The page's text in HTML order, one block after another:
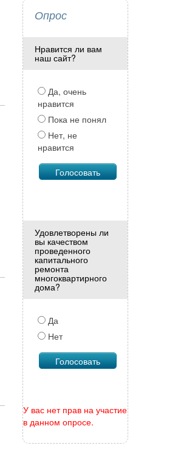
Опрос
Нравится ли вам
наш сайт?
Да, очень
нравится
Пока не понял
Нет, не
нравится
Удовлетворены ли
вы качеством
проведенного
капитального
ремонта
многоквартирного
дома?
Да
Нет
У вас нет прав на участие
в данном опросе.